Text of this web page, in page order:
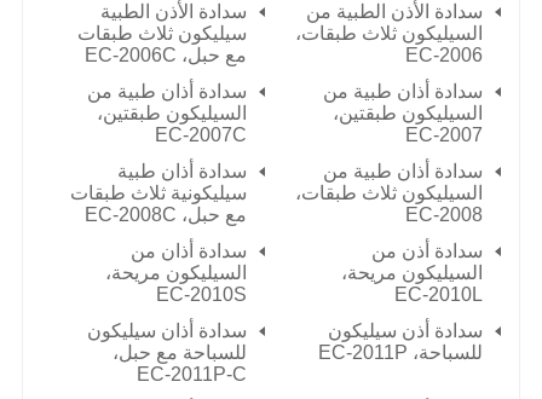
سدادة الأذن الطبية من
السيليكون ثلاث طبقات،
EC-2006
سدادة الأذن الطبية
سيليكون ثلاث طبقات
مع حبل، EC-2006C
سدادة أذان طبية من
السيليكون طبقتين،
EC-2007
سدادة أذان طبية من
السيليكون طبقتين،
EC-2007C
سدادة أذان طبية من
السيليكون ثلاث طبقات،
EC-2008
سدادة أذان طبية
سيليكونية ثلاث طبقات
مع حبل، EC-2008C
سدادة أذن من
السيليكون مريحة،
EC-2010L
سدادة أذان من
السيليكون مريحة،
EC-2010S
سدادة أذن سيليكون
للسباحة، EC-2011P
سدادة أذان سيليكون
للسباحة مع حبل،
EC-2011P-C